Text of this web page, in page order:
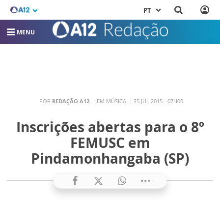
PT
MENU
POR REDAÇÃO A12 EM MÚSICA 25 JUL 2015 - 07H00
Inscrições abertas para o 8º
FEMUSC em
Pindamonhangaba (SP)